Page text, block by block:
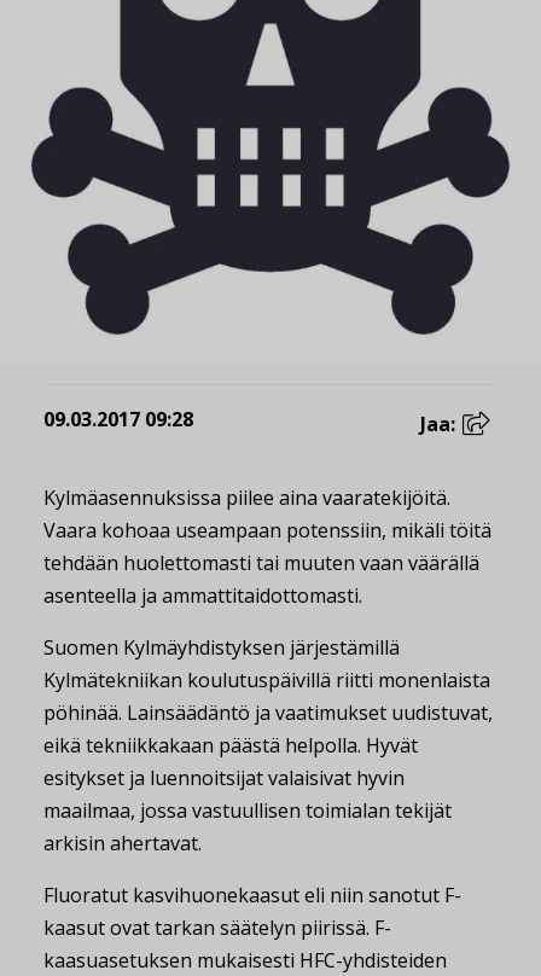
09.03.2017 09:28 Jaa:
Kylmäasennuksissa piilee aina vaaratekijöitä.
Vaara kohoaa useampaan potenssiin, mikäli töitä
tehdään huolettomasti tai muuten vaan väärällä
asenteella ja ammattitaidottomasti.
Suomen Kylmäyhdistyksen järjestämillä
Kylmätekniikan koulutuspäivillä riitti monenlaista
pöhinää. Lainsäädäntö ja vaatimukset uudistuvat,
eikä tekniikkakaan päästä helpolla. Hyvät
esitykset ja luennoitsijat valaisivat hyvin
maailmaa, jossa vastuullisen toimialan tekijät
arkisin ahertavat.
Fluoratut kasvihuonekaasut eli niin sanotut F-
kaasut ovat tarkan säätelyn piirissä. F-
kaasuasetuksen mukaisesti HFC-yhdisteiden